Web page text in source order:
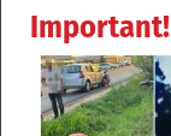
Important!